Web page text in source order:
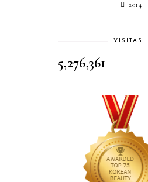
2014
VISITAS
5,276,361